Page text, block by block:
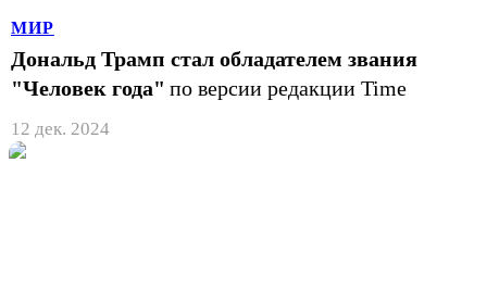
МИР
Дональд Трамп стал обладателем звания
"Человек года" по версии редакции Time
12 дек. 2024